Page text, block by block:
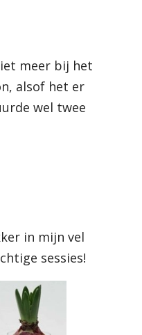
meer bij het
alsof het er
wel twee
in mijn vel
sessies!